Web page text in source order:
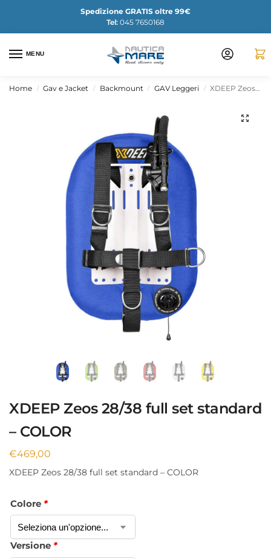
Spedizione GRATIS oltre 99€
Tel: 045 7650168
MENU
Home / Gav e Jacket / Backmount / GAV Leggeri / XDEEP Zeos 28/38 full set standard – COLOR
XDEEP Zeos 28/38 full set standard
– COLOR
€469,00
XDEEP Zeos 28/38 full set standard – COLOR
Colore *
Versione *